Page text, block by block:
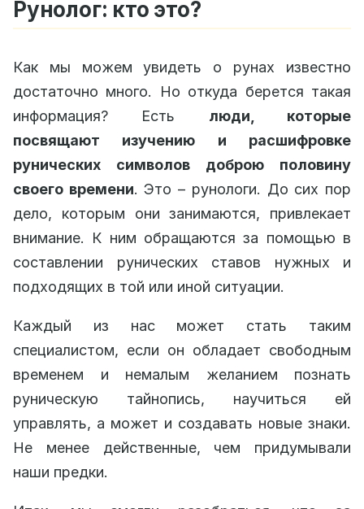
Рунолог: кто это?
Как мы можем увидеть о рунах известно
достаточно много. Но откуда берется такая
информация? Есть люди, которые
посвящают изучению и расшифровке
рунических символов доброю половину
своего времени. Это – рунологи. До сих пор
дело, которым они занимаются, привлекает
внимание. К ним обращаются за помощью в
составлении рунических ставов нужных и
подходящих в той или иной ситуации.
Каждый из нас может стать таким
специалистом, если он обладает свободным
временем и немалым желанием познать
руническую тайнопись, научиться ей
управлять, а может и создавать новые знаки.
Не менее действенные, чем придумывали
наши предки.